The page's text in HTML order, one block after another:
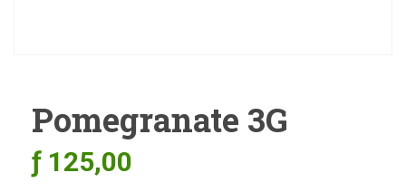
Pomegranate 3G
ƒ 125,00